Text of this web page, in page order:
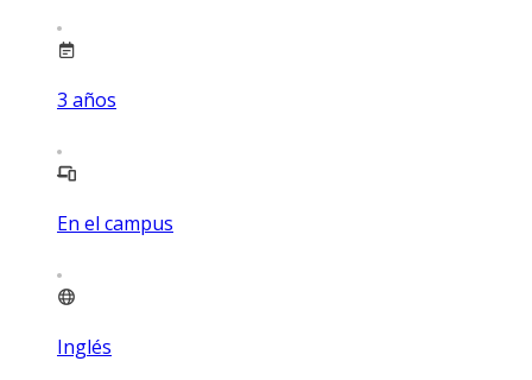
3 años
En el campus
Inglés